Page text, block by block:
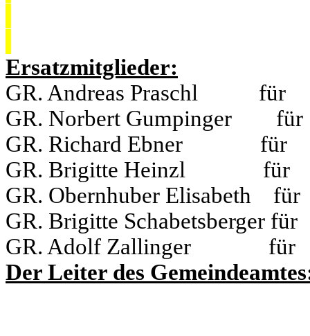
Ersatzmitglieder:
GR. Andreas Praschl
GR. Norbert Gumpinger
GR. Richard Ebner
GR. Brigitte Heinzl für
GR. Obernhuber
GR. Brigitte
GR. Adolf Zallinger für
Der Leiter des